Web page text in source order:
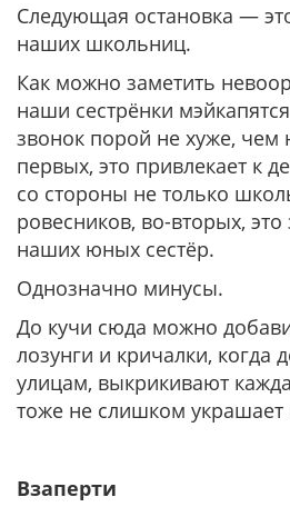
Следующая остановка —
наших школьниц.
Как можно заметить
наши сестрёнки
звонок порой не хуже, чем
первых, это привлекает к
со стороны не только
ровесников, во-вторых,
наших юных сестёр.
Однозначно минусы.
До кучи сюда можно
лозунги и кричалки, когда
улицам, выкрикивают
тоже не слишком украшает
Взаперти